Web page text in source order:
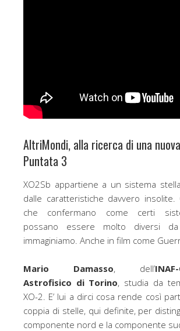
AltriMondi, alla ricerca di una
Puntata 3
XO2Sb appartiene a un sistema
dalle caratteristiche davvero insolite.
che confermano come certi
possano essere molto diversi
immaginiamo. Anche in film come
Mario Damasso, dell’
Astrofisico di Torino, studia da
XO-2. E’ lui a dirci cosa rende così
coppia di stelle, qui definite, per
componente nord e la componente